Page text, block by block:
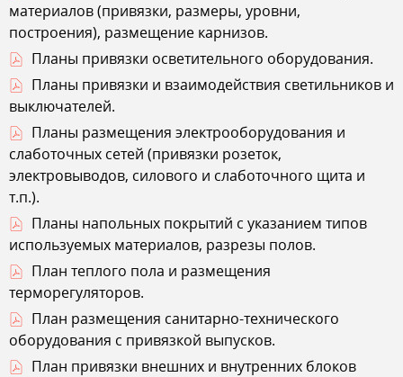
материалов (привязки, размеры, уровни,
построения), размещение карнизов.
Планы привязки осветительного оборудования.
Планы привязки и взаимодействия светильников и
выключателей.
Планы размещения электрооборудования и
слаботочных сетей (привязки розеток,
электровыводов, силового и слаботочного щита и
т.п.).
Планы напольных покрытий с указанием типов
используемых материалов, разрезы полов.
План теплого пола и размещения
терморегуляторов.
План размещения санитарно-технического
оборудования с привязкой выпусков.
План привязки внешних и внутренних блоков